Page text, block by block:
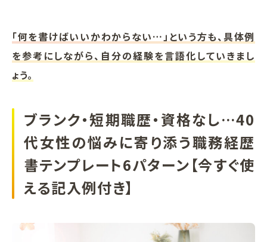
「何を書けばいいかわからない…」という方も、具体例
を参考にしながら、自分の経験を言語化していきまし
ょう。
ブランク・短期職歴・資格なし…40
代女性の悩みに寄り添う職務経歴
書テンプレート6パターン【今すぐ使
える記入例付き】